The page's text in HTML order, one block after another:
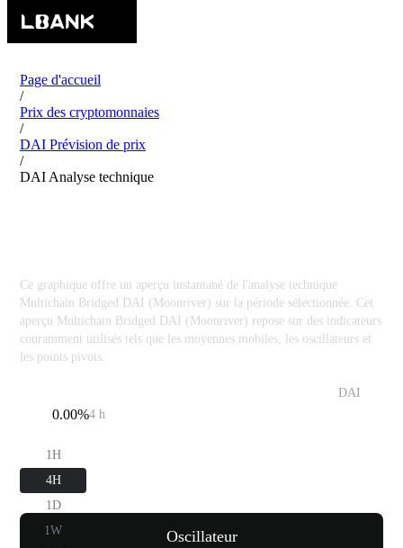
Page d'accueil
/
Prix ​​​​des cryptomonnaies
/
DAI Prévision de prix
/
DAI Analyse technique
Ce graphique offre un aperçu instantané de l'analyse technique
Multichain Bridged DAI (Moonriver) sur la période sélectionnée. Cet
aperçu Multichain Bridged DAI (Moonriver) repose sur des indicateurs
couramment utilisés tels que les moyennes mobiles, les oscillateurs et
les points pivots.
DAI
0.00%4 h
1H
4H
1D
1W
Oscillateur